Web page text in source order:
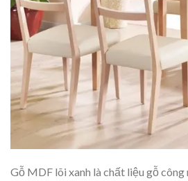
Gỗ MDF lõi xanh là chất liệu gỗ